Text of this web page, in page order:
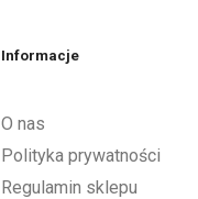
Informacje
O nas
Polityka prywatności
Regulamin sklepu